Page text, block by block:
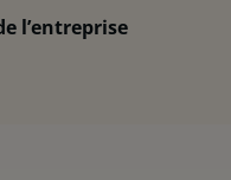
l’entreprise